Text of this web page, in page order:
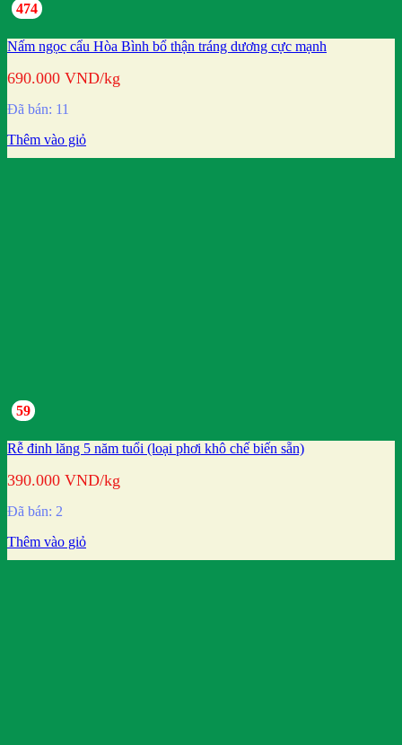
474
Nấm ngọc cẩu Hòa Bình bổ thận tráng dương cực mạnh
690.000 VND/kg
Đã bán: 11
Thêm vào giỏ
59
Rễ đinh lăng 5 năm tuổi (loại phơi khô chế biến sẵn)
390.000 VND/kg
Đã bán: 2
Thêm vào giỏ